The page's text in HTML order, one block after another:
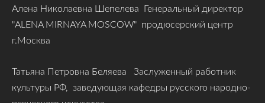
Алена Николаевна Шепелева Генеральный директор
"ALENA MIRNAYA MOSCOW" продюсерский центр
г.Москва
Татьяна Петровна Беляева Заслуженный работник
культуры РФ, заведующая кафедры русского народно-